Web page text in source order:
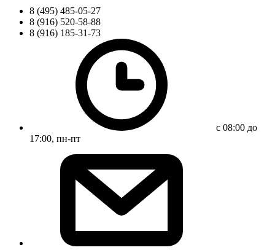
8 (495) 485-05-27
8 (916) 520-58-88
8 (916) 185-31-73
с 08:00 до
17:00, пн-пт